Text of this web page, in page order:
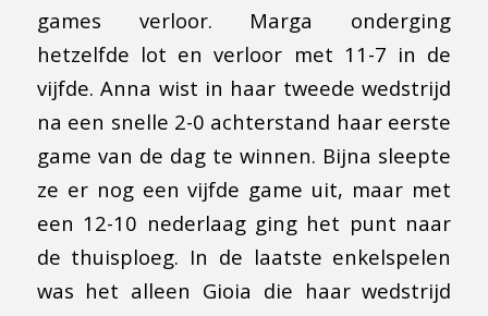
games verloor. Marga onderging
hetzelfde lot en verloor met 11-7 in de
vijfde. Anna wist in haar tweede wedstrijd
na een snelle 2-0 achterstand haar eerste
game van de dag te winnen. Bijna sleepte
ze er nog een vijfde game uit, maar met
een 12-10 nederlaag ging het punt naar
de thuisploeg. In de laatste enkelspelen
was het alleen Gioia die haar wedstrijd